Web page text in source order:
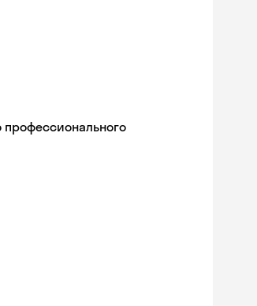
профессионального